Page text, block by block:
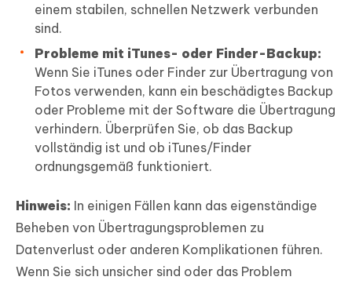
einem stabilen, schnellen Netzwerk verbunden
sind.
Probleme mit iTunes- oder Finder-Backup:
Wenn Sie iTunes oder Finder zur Übertragung von
Fotos verwenden, kann ein beschädigtes Backup
oder Probleme mit der Software die Übertragung
verhindern. Überprüfen Sie, ob das Backup
vollständig ist und ob iTunes/Finder
ordnungsgemäß funktioniert.
Hinweis: In einigen Fällen kann das eigenständige
Beheben von Übertragungsproblemen zu
Datenverlust oder anderen Komplikationen führen.
Wenn Sie sich unsicher sind oder das Problem